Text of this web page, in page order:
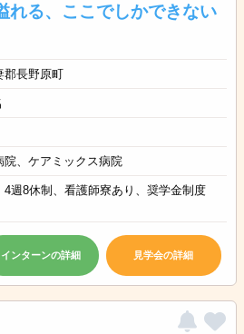
れる、ここでしかできない
郡長野原町
院、ケアミックス病院
4週8休制、看護師寮あり、奨学金制度
インターンの詳細 見学会の詳細